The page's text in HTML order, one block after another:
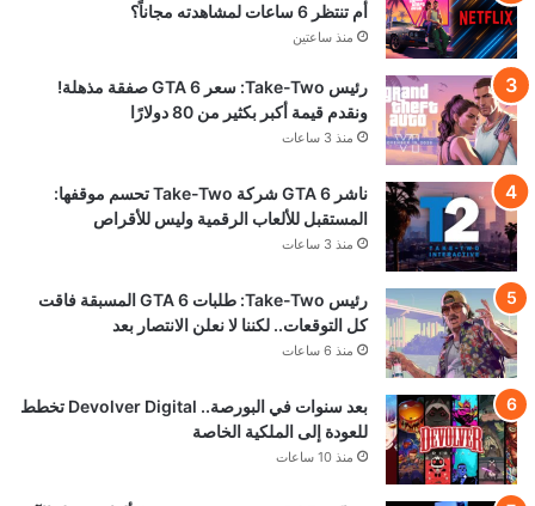
أم تنتظر 6 ساعات لمشاهدته مجاناً؟
منذ ساعتين
رئيس Take-Two: سعر GTA 6 صفقة مذهلة!
ونقدم قيمة أكبر بكثير من 80 دولارًا
منذ 3 ساعات
ناشر GTA 6 شركة Take-Two تحسم موقفها:
المستقبل للألعاب الرقمية وليس للأقراص
منذ 3 ساعات
رئيس Take-Two: طلبات GTA 6 المسبقة فاقت
كل التوقعات.. لكننا لا نعلن الانتصار بعد
منذ 6 ساعات
بعد سنوات في البورصة.. Devolver Digital تخطط
للعودة إلى الملكية الخاصة
منذ 10 ساعات